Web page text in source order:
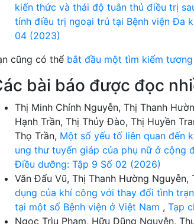
kiến thức và thái độ tuân thủ điều trị
tính điều trị ngoại trú tại Bệnh viện Đa
04 (2023)
cũng có thể bắt đầu một tìm kiếm
bài báo được đọc
Thị Minh Chính Nguyễn, Thị Thanh
Hạnh Trần, Thị Thủy Đào, Thị Huyền
Thọ Trần, Một số yếu tố liên quan đến
ung thư tuyến giáp của phụ nữ ở cộng
Điều dưỡng: Tập 9 Số 02 (2026)
Văn Đẩu Vũ, Thị Thanh Hường
dụng của khí công với thay đổi tình
tại một số Bệnh viện ở Việt Nam , Tạp
Ngọc Trìu Phạm, Hữu Dũng Nguyễn,